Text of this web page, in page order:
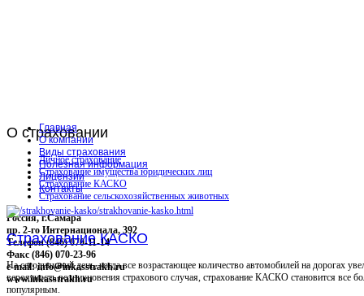
О страховании
Личное страхование
Страхование имущества юридических лиц
Страхование КАСКО
Страхование сельскохозяйственных животных
Россия, г.Самара
пр. 2-го Интернационала, 392
Телефон (846) 070-11-14
Факс (846) 070-23-96
e-mail: info@inkasstrakh.ru
www.inkasstrakh.ru
Главная
О компании
Виды страхования
Полезная информация
Лицензии
Контакты
Страхование КАСКО
На сегодняшний день, когда все возрастающее количество автомобилей на дорогах
вероятность возникновения страхового случая, страхование КАСКО становится все
популярным.